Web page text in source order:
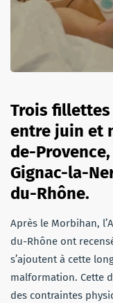
Trois fillettes
entre juin et
de-
Gignac-la-
du-Rhône.
Après le Morbihan,
du-Rhône ont
s’ajoutent à cette
malformation. Cette
des contraintes